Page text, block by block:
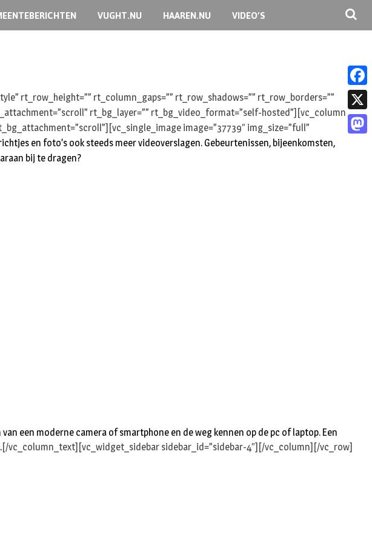
VUGHT.NU HAAREN.NU VIDEO’S
rt_row_height=”” rt_column_gaps=”” rt_row_shadows=”” rt_row_borders=””
rt_bg_layer=”” rt_bg_video_format=”self-hosted”][vc_column
image=”37739″ img_size=”full”
en foto’s ook steeds meer videoverslagen. Gebeurtenissen, bijeenkomsten,
bij te dragen?
een moderne camera of smartphone en de weg kennen op de pc of laptop. Een
.[/vc_column_text][vc_widget_sidebar sidebar_id=”sidebar-4″][/vc_column][/vc_row]
F
a
c
X